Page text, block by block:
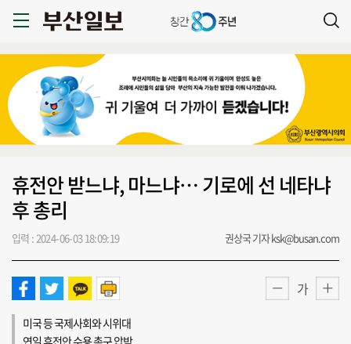
휴전안 받느냐, 마느냐… 기로에 선 네타냐
후 총리
입력 : 2024-06-03 18:09:19 권상국 기자 ksk@busan.com
가
미국 등 국제사회와 시위대
연일 휴전안 수용 촉구 압박